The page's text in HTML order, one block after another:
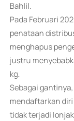
Bahlil.
Pada Februari
penataan
menghapus
justru
kg.
Sebagai
mendaftarkan
tidak terjadi